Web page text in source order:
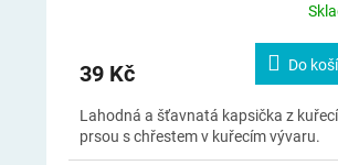
39 Kč Do
Lahodná a šťavnatá kapsička z
prsou s chřestem v kuřecím vývaru.